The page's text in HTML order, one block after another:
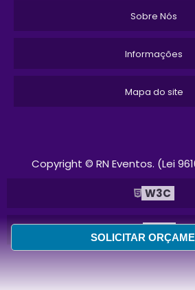
SOLICITAR
Sobre Nós
Informações
Mapa do site
Copyright © RN Eventos. (Lei
W3C
W3C